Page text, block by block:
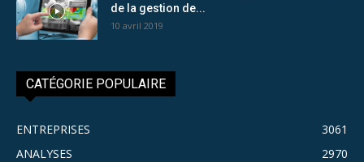
de la gestion de...
10 avril 2019
CATÉGORIE POPULAIRE
ENTREPRISES
3061
ANALYSES
2970